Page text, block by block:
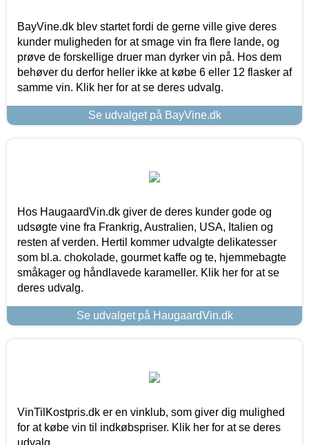
BayVine.dk blev startet fordi de gerne ville give deres
kunder muligheden for at smage vin fra flere lande, og
prøve de forskellige druer man dyrker vin på. Hos dem
behøver du derfor heller ikke at købe 6 eller 12 flasker af
samme vin. Klik her for at se deres udvalg.
Se udvalget på BayVine.dk
Hos HaugaardVin.dk giver de deres kunder gode og
udsøgte vine fra Frankrig, Australien, USA, Italien og
resten af verden. Hertil kommer udvalgte delikatesser
som bl.a. chokolade, gourmet kaffe og te, hjemmebagte
småkager og håndlavede karameller. Klik her for at se
deres udvalg.
Se udvalget på HaugaardVin.dk
VinTilKostpris.dk er en vinklub, som giver dig mulighed
for at købe vin til indkøbspriser. Klik her for at se deres
udvalg.